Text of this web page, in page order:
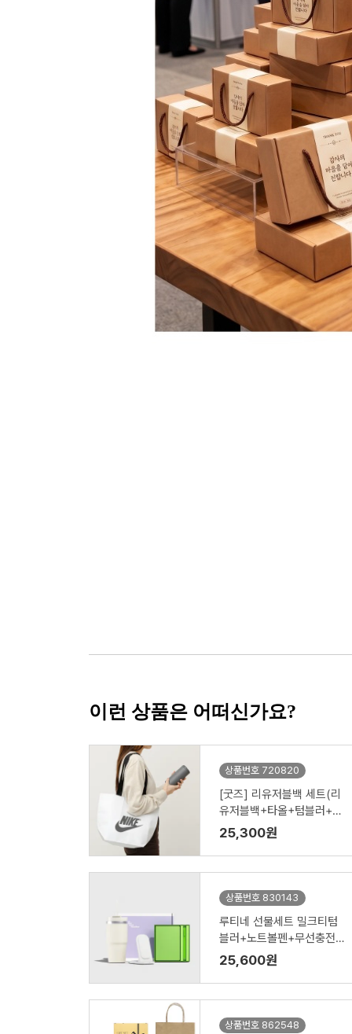
이런 상품은 어떠신가요?
상품번호 720820
[굿즈] 리유저블백 세트(리
유저블백+타올+텀블러+공
기청정기)
25,300원
상품번호 830143
루티네 선물세트 밀크티텀
블러+노트볼펜+무선충전
기
25,600원
상품번호 862548